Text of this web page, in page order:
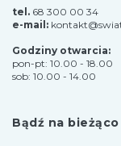
tel. 68 300 00 34
e-mail:
Godziny otwarcia:
pon-pt: 10.00 - 18.00
sob: 10.00 - 14.00
Bądź na bieżąco